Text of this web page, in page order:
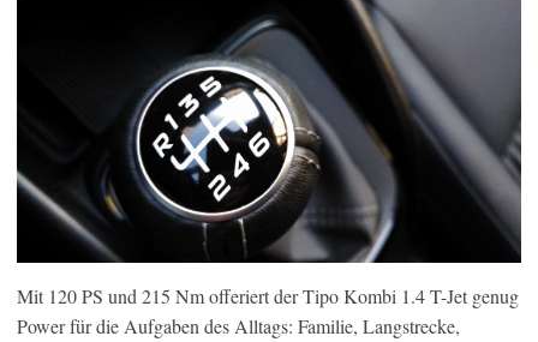
Mit 120 PS und 215 Nm offeriert der Tipo Kombi 1.4 T-Jet genug
Power für die Aufgaben des Alltags: Familie, Langstrecke,